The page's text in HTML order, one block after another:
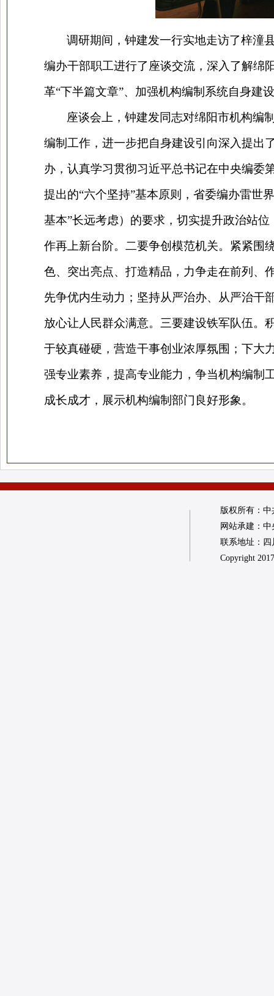
调研期间，钟建发一行实地走访了梓潼
编办干部职工进行了座谈交流，深入了解绵
革“下半篇文章”、加强机构编制系统自身建
座谈会上，钟建发同志对绵阳市机构编
编制工作，进一步把自身建设引向深入提出
办，认真学习贯彻习近平总书记在中央编委
提出的“六个坚持”基本原则，省委编办雷世
基本”长远考虑）的要求，切实提升政治站
作再上新台阶。二要争创模范机关。紧紧围
色、突出亮点、打造精品，力争走在前列、
先争优内生动力；坚持从严治办、从严治干
放心让人民群众满意。三要建设铁军队伍。
于较真碰硬，营造干事创业浓厚氛围；下大
强专业素养，提高专业能力，争当机构编制
成长成才，展示机构编制部门良好形象。
版权所有：
网站承建：
联系地址：四
Copyright